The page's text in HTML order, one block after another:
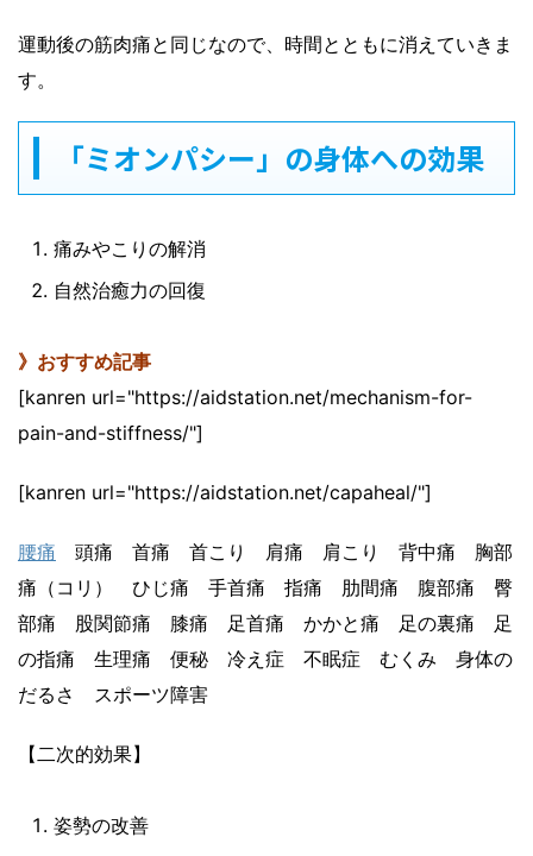
運動後の筋肉痛と同じなので、時間とともに消えていきま
す。
「ミオンパシー」の身体への効果
痛みやこりの解消
自然治癒力の回復
》おすすめ記事
[kanren url="https://aidstation.net/mechanism-for-
pain-and-stiffness/"]
[kanren url="https://aidstation.net/capaheal/"]
腰痛 頭痛 首痛 首こり 肩痛 肩こり 背中痛 胸部
痛（コリ） ひじ痛 手首痛 指痛 肋間痛 腹部痛 臀
部痛 股関節痛 膝痛 足首痛 かかと痛 足の裏痛 足
の指痛 生理痛 便秘 冷え症 不眠症 むくみ 身体の
だるさ スポーツ障害
【二次的効果】
姿勢の改善